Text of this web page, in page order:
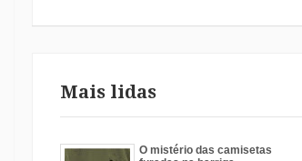
Mais lidas
O mistério das camisetas